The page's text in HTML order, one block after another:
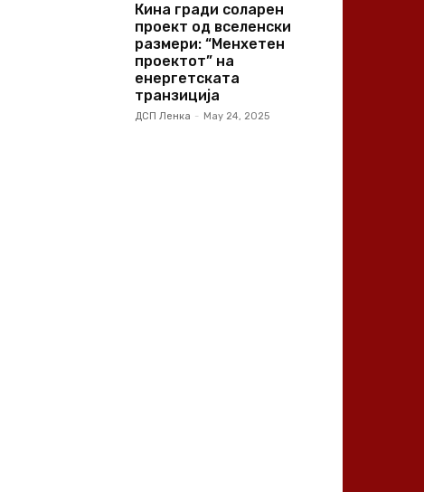
Кина гради соларен
проект од вселенски
размери: “Менхетен
проектот” на
енергетската
транзиција
ДСП Ленка - May 24, 2025